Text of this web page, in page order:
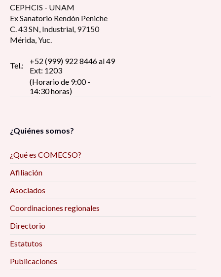
CEPHCIS - UNAM
Ex Sanatorio Rendón Peniche
C. 43 SN, Industrial, 97150
Mérida, Yuc.
Tel.:
+52 (999) 922 8446 al 49
Ext: 1203
(Horario de 9:00 -
14:30 horas)
¿Quiénes somos?
¿Qué es COMECSO?
Afiliación
Asociados
Coordinaciones regionales
Directorio
Estatutos
Publicaciones